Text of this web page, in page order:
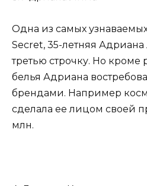
Одна из самых узнаваемых
Secret, 35-летняя
третью строчку. Но
белья Адриана
брендами. Например
сделала ее лицом своей
млн.